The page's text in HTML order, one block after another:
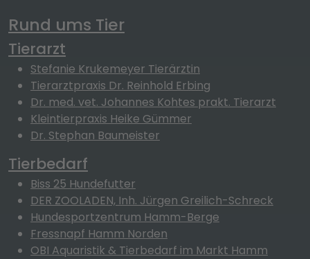
Rund ums Tier
Tierarzt
Stefanie Krukemeyer Tierärztin
Tierarztpraxis Dr. Reinhold Erbing
Dr. med. vet. Johannes Kohtes prakt. Tierarzt
Kleintierpraxis Heike Gümmer
Dr. Stephan Baumeister
Tierbedarf
Biss 25 Hundefutter
DER ZOOLADEN, Inh. Jürgen Greilich-Schreck
Hundesportzentrum Hamm-Berge
Fressnapf Hamm Norden
OBI Aquaristik & Tierbedarf im Markt Hamm